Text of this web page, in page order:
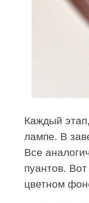
Каждый
лампе. В
Все
пуантов.
цветном